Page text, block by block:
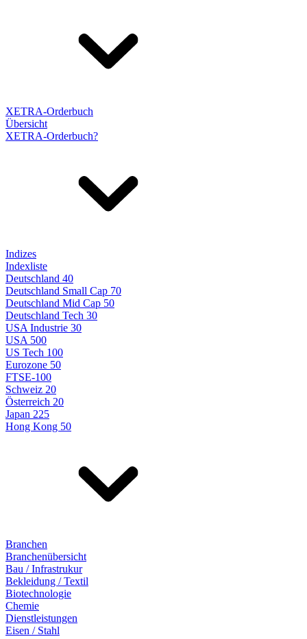
XETRA-Orderbuch
Übersicht
XETRA-Orderbuch?
Indizes
Indexliste
Deutschland 40
Deutschland Small Cap 70
Deutschland Mid Cap 50
Deutschland Tech 30
USA Industrie 30
USA 500
US Tech 100
Eurozone 50
FTSE-100
Schweiz 20
Österreich 20
Japan 225
Hong Kong 50
Branchen
Branchenübersicht
Bau / Infrastrukur
Bekleidung / Textil
Biotechnologie
Chemie
Dienstleistungen
Eisen / Stahl